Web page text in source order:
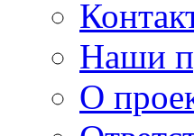
Наши
О